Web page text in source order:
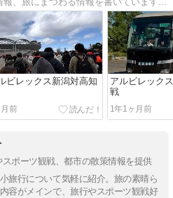
ビレックス新潟対高知
前
アルビレック
戦
1年1ヶ月前
ポーツ観戦、都市の散策情報を提供
旅行について気軽に紹介。旅の素晴ら
容がメインで、旅行やスポーツ観戦好